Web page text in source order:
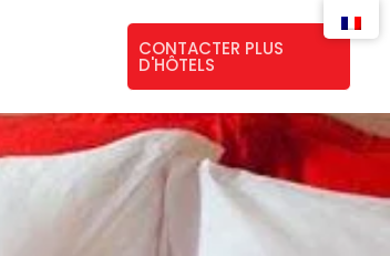
CONTACTER PLUS
D'HÔTELS